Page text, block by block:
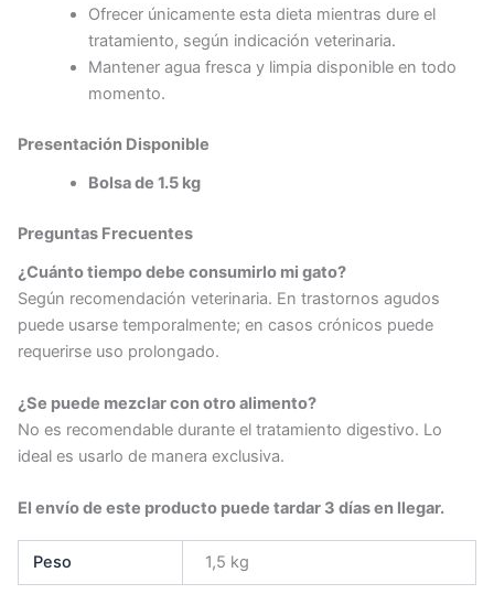
Ofrecer únicamente esta dieta mientras dure el
tratamiento, según indicación veterinaria.
Mantener agua fresca y limpia disponible en todo
momento.
Presentación Disponible
Bolsa de 1.5 kg
Preguntas Frecuentes
¿Cuánto tiempo debe consumirlo mi gato?
Según recomendación veterinaria. En trastornos agudos
puede usarse temporalmente; en casos crónicos puede
requerirse uso prolongado.
¿Se puede mezclar con otro alimento?
No es recomendable durante el tratamiento digestivo. Lo
ideal es usarlo de manera exclusiva.
El envío de este producto puede tardar 3 días en llegar.
Peso 1,5 kg